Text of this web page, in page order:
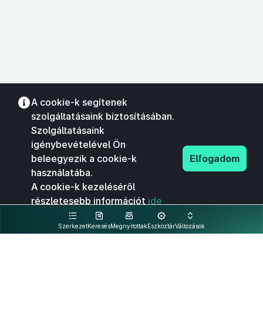
SzerkezetKeresésMegnyitottakEszköztárVáltozások
A cookie-k segítenek
szolgáltatásaink biztosításában.
Szolgáltatásaink
igénybevételével Ön
beleegyezik a cookie-k
használatába.
A cookie-k kezeléséről
részletesebb információt ide
kattintva olvashat.
Elfogadom